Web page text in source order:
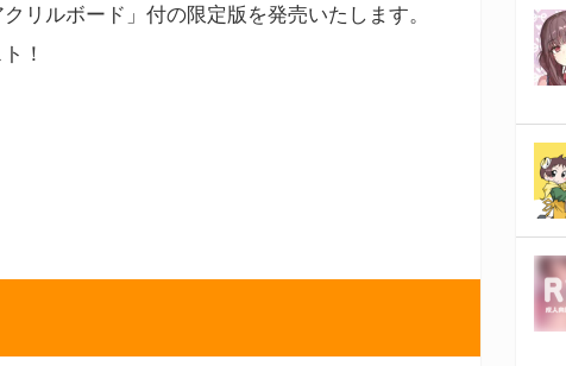
リルボード」付の限定版を発売いたします。
！